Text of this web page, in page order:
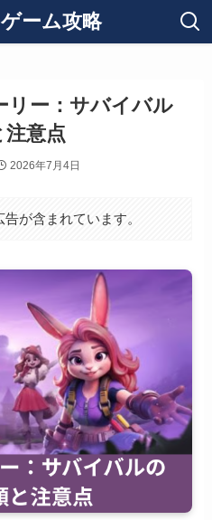
ーム攻略
リー：サバイバル
注意点
2026年7月4日
が含まれています。